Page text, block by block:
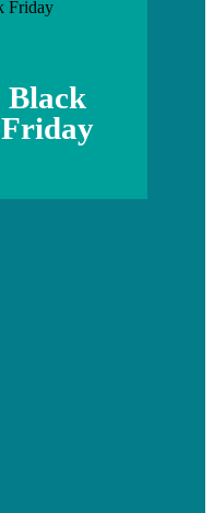
Black
Friday